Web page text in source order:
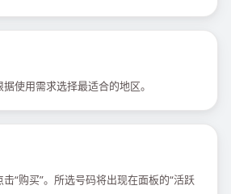
使用需求选择最适合的地区。
“购买”。所选号码将出现在面板的“活跃